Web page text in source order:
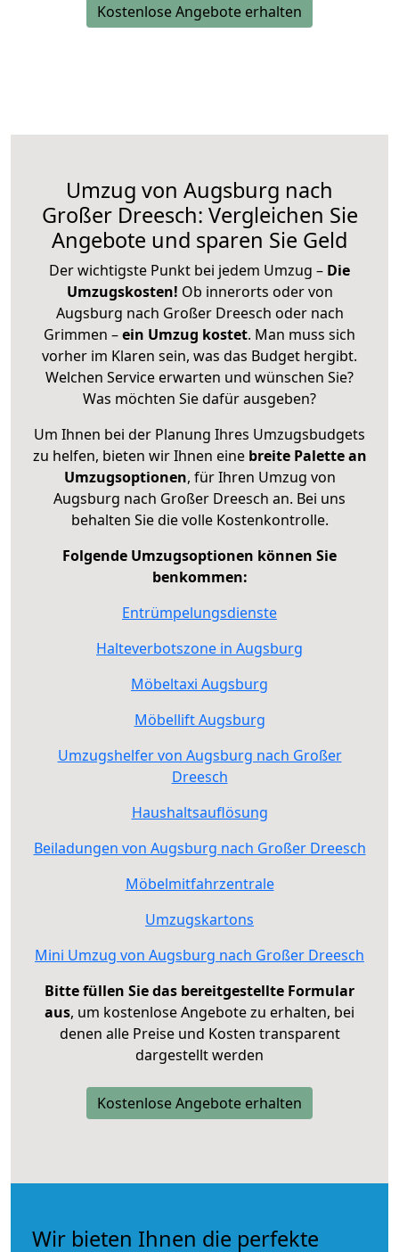
Kostenlose Angebote erhalten
Umzug von Augsburg nach
Großer Dreesch: Vergleichen Sie
Angebote und sparen Sie Geld
Der wichtigste Punkt bei jedem Umzug – Die
Umzugskosten! Ob innerorts oder von
Augsburg nach Großer Dreesch oder nach
Grimmen –ein Umzug kostet. Man muss sich
vorher im Klaren sein, was das Budget hergibt.
Welchen Service erwarten und wünschen Sie?
Was möchten Sie dafür ausgeben?
Um Ihnen bei der Planung Ihres Umzugsbudgets
zu helfen, bieten wir Ihnen eine breite Palette an
Umzugsoptionen, für Ihren Umzug von
Augsburg nach Großer Dreesch an. Bei uns
behalten Sie die volle Kostenkontrolle.
Folgende Umzugsoptionen können Sie
benkommen:
Entrümpelungsdienste
Halteverbotszone in Augsburg
Möbeltaxi Augsburg
Möbellift Augsburg
Umzugshelfer von Augsburg nach Großer
Dreesch
Haushaltsauflösung
Beiladungen von Augsburg nach Großer Dreesch
Möbelmitfahrzentrale
Umzugskartons
Mini Umzug von Augsburg nach Großer Dreesch
Bitte füllen Sie das bereitgestellte Formular
aus, um kostenlose Angebote zu erhalten, bei
denen alle Preise und Kosten transparent
dargestellt werden
Kostenlose Angebote erhalten
Wir bieten Ihnen die perfekte